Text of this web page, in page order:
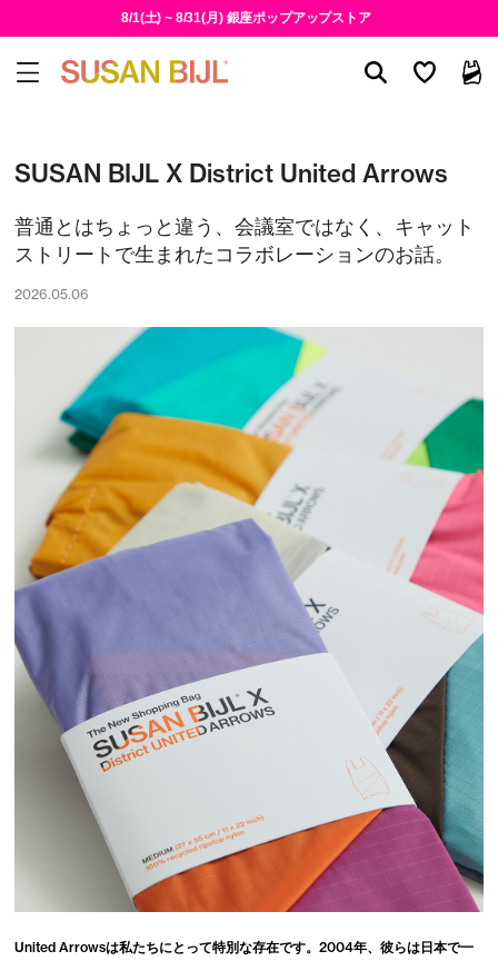
8/1(土) ~ 8/31(月) 銀座ポップアップストア
SUSAN BIJL X District United Arrows
普通とはちょっと違う、会議室ではなく、キャット
ストリートで生まれたコラボレーションのお話。
2026.05.06
United Arrowsは私たちにとって特別な存在です。2004年、彼らは日本で一